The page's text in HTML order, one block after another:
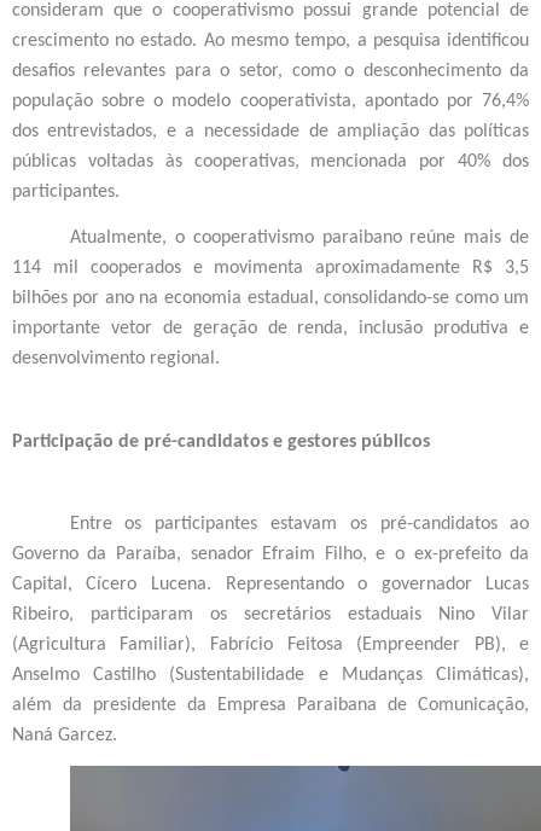
consideram que o cooperativismo possui grande potencial de
crescimento no estado. Ao mesmo tempo, a pesquisa identificou
desafios relevantes para o setor, como o desconhecimento da
população sobre o modelo cooperativista, apontado por 76,4%
dos entrevistados, e a necessidade de ampliação das políticas
públicas voltadas às cooperativas, mencionada por 40% dos
participantes.
Atualmente, o cooperativismo paraibano reúne mais de
114 mil cooperados e movimenta aproximadamente R$ 3,5
bilhões por ano na economia estadual, consolidando-se como um
importante vetor de geração de renda, inclusão produtiva e
desenvolvimento regional.
Participação de pré-candidatos e gestores públicos
Entre os participantes estavam os pré-candidatos ao
Governo da Paraíba, senador Efraim Filho, e o ex-prefeito da
Capital, Cícero Lucena. Representando o governador Lucas
Ribeiro, participaram os secretários estaduais Nino Vilar
(Agricultura Familiar), Fabrício Feitosa (Empreender PB), e
Anselmo Castilho (Sustentabilidade e Mudanças Climáticas),
além da presidente da Empresa Paraibana de Comunicação,
Naná Garcez.